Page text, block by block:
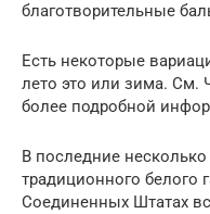
благотворительные
Есть некоторые
лето это или зима. См.
более подробной
В последние
традиционного белого
Соединенных Штатах